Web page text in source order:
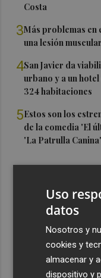
Costa
3Más problemas
una lesión muscular
4San Javier da
urbano y a un
324 habitaciones
5Estos son los
de la comedia 'El
'La Patrulla Canina'
Uso
datos
Nosotros y
cookies y
almacenar y
dispositivo y